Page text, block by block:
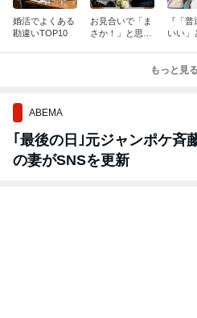
婚活でよくある
勘違いTOP10
お見合いで「ま
さか！」と思っ
『「
いい」
スペ」
もっと見る
ABEMA
｢最後の日｣元ジャンポケ斉
の妻がSNSを更新